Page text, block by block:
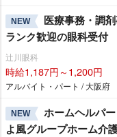
NEW
医療事務・調
ランク歓迎の眼科受付
辻川眼科
時給1,187円～1,200円
アルバイト・パート / 大阪府
NEW
ホームヘルパ
よ風グループホーム介